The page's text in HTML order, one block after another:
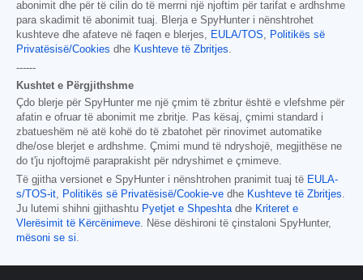
abonimit dhe për të cilin do të merrni një njoftim për tarifat e ardhshme
para skadimit të abonimit tuaj. Blerja e SpyHunter i nënshtrohet
kushteve dhe afateve në faqen e blerjes, EULA/TOS, Politikës së
Privatësisë/Cookies dhe Kushteve të Zbritjes.
------
Kushtet e Përgjithshme
Çdo blerje për SpyHunter me një çmim të zbritur është e vlefshme për
afatin e ofruar të abonimit me zbritje. Pas kësaj, çmimi standard i
zbatueshëm në atë kohë do të zbatohet për rinovimet automatike
dhe/ose blerjet e ardhshme. Çmimi mund të ndryshojë, megjithëse ne
do t'ju njoftojmë paraprakisht për ndryshimet e çmimeve.
Të gjitha versionet e SpyHunter i nënshtrohen pranimit tuaj të EULA-
s/TOS-it, Politikës së Privatësisë/Cookie-ve dhe Kushteve të Zbritjes.
Ju lutemi shihni gjithashtu Pyetjet e Shpeshtadhe Kriteret e
Vlerësimit të Kërcënimeve. Nëse dëshironi të çinstaloni SpyHunter,
mësoni se si.